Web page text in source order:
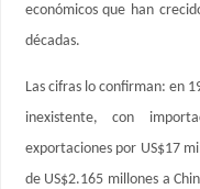
económicos que han
décadas.
Las cifras lo confirman: en
inexistente, con
exportaciones por US$17
de US$2.165 millones a